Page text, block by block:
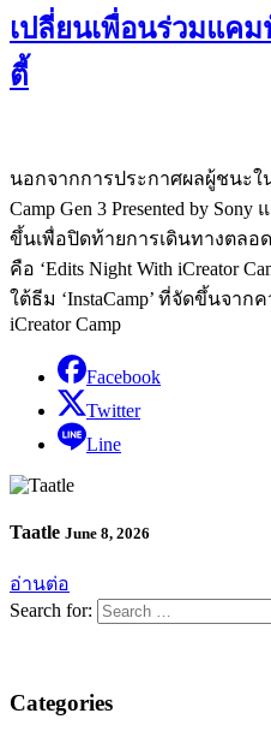
เปลี่ยนเพื่อนร่วมแค
ตี้
นอกจากการประกาศผลผู้ชนะใ
Camp Gen 3 Presented by
ขึ้นเพื่อปิดท้ายการเดินทางตลอ
คือ ‘Edits Night With iCreator
ใต้ธีม ‘InstaCamp’ ที่จัดขึ้นจา
iCreator Camp
Facebook
Twitter
Line
Taatle June 8, 2026
อ่านต่อ
Search for:
Categories